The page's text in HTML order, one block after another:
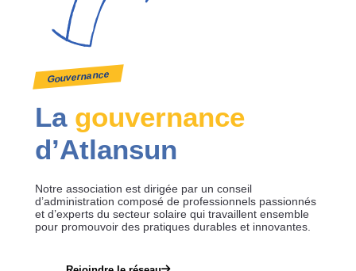
Gouvernance
La gouvernance
d’Atlansun
Notre association est dirigée par un conseil
d’administration composé de professionnels passionnés
et d’experts du secteur solaire qui travaillent ensemble
pour promouvoir des pratiques durables et innovantes.